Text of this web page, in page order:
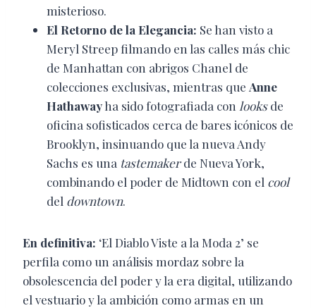
misterioso.
El Retorno de la Elegancia: Se han visto a
Meryl Streep filmando en las calles más chic
de Manhattan con abrigos Chanel de
colecciones exclusivas, mientras que Anne
Hathawayha sido fotografiada con looksde
oficina sofisticados cerca de bares icónicos de
Brooklyn, insinuando que la nueva Andy
Sachs es una tastemakerde Nueva York,
combinando el poder de Midtown con el cool
del downtown.
En definitiva: ‘El Diablo Viste a la Moda 2’ se
perfila como un análisis mordaz sobre la
obsolescencia del poder y la era digital, utilizando
el vestuario y la ambición como armas en un